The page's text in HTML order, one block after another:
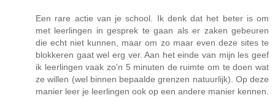
Een rare actie van je school. Ik denk dat het beter is om
met leerlingen in gesprek te gaan als er zaken gebeuren
die echt niet kunnen, maar om zo maar even deze sites te
blokkeren gaat wel erg ver. Aan het einde van mijn les geef
ik leerlingen vaak zo'n 5 minuten de ruimte om te doen wat
ze willen (wel binnen bepaalde grenzen natuurlijk). Op deze
manier leer je leerlingen ook op een andere manier kennen.